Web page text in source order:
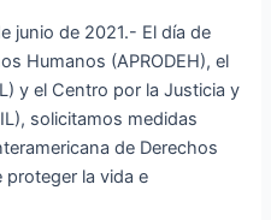
junio de 2021.- El día de
Humanos (APRODEH), el
y el Centro por la Justicia y
solicitamos medidas
de Derechos
proteger la vida e